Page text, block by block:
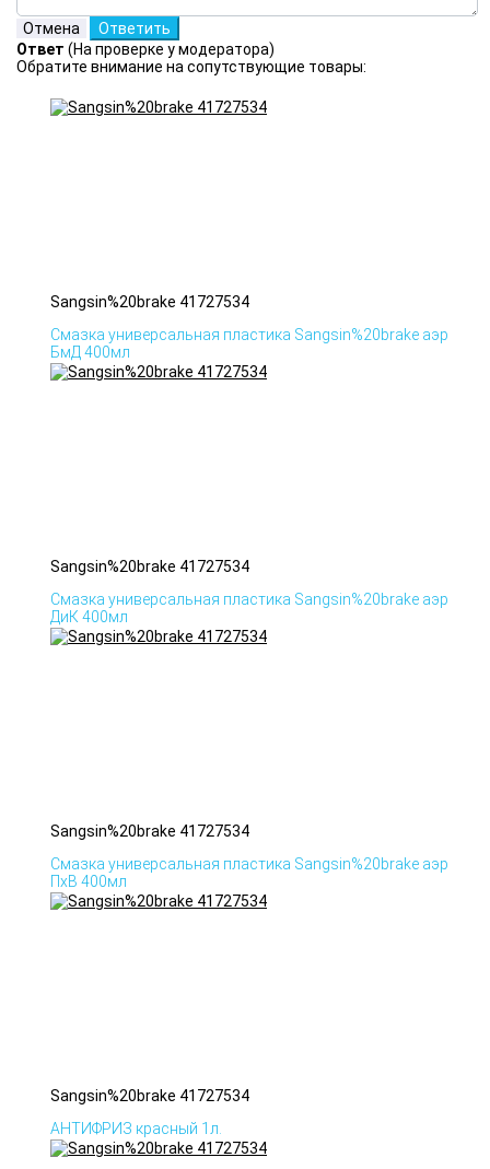
Ответ (На проверке у модератора)
Обратите внимание на сопутствующие товары:
Sangsin%20brake 41727534
Смазка универсальная пластика Sangsin%20brake аэр
БмД 400мл
Sangsin%20brake 41727534
Смазка универсальная пластика Sangsin%20brake аэр
ДиК 400мл
Sangsin%20brake 41727534
Смазка универсальная пластика Sangsin%20brake аэр
ПхВ 400мл
Sangsin%20brake 41727534
АНТИФРИЗ красный 1л.